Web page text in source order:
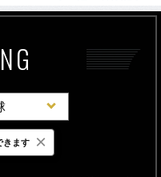
週間
きます ×